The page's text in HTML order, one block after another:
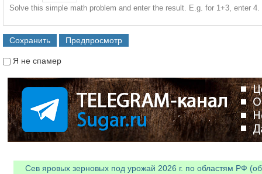
Solve this simple math problem and enter the result. E.g. for 1+3, enter 4.
Я не спамер
Сев яровых зерновых под урожай 2026 г. по областям РФ